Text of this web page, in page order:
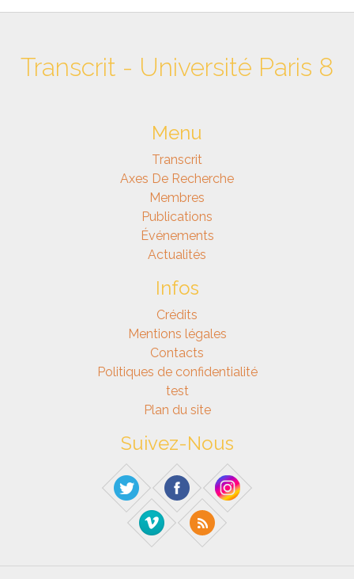
Transcrit - Université Paris 8
Menu
Transcrit
Axes De Recherche
Membres
Publications
Événements
Actualités
Infos
Crédits
Mentions légales
Contacts
Politiques de confidentialité
test
Plan du site
Suivez-Nous